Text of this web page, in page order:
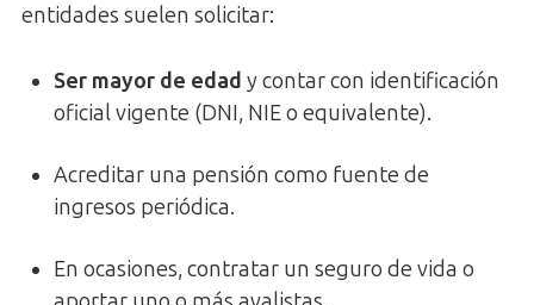
entidades suelen solicitar:
Ser mayor de edad y contar con identificación
oficial vigente (DNI, NIE o equivalente).
Acreditar una pensión como fuente de
ingresos periódica.
En ocasiones, contratar un seguro de vida o